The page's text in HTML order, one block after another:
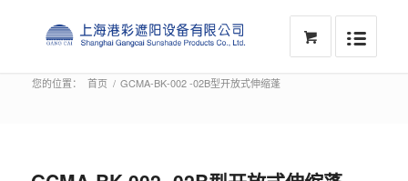
您的位置： 首页 / GCMA-BK-002 -02B型开放式伸缩蓬